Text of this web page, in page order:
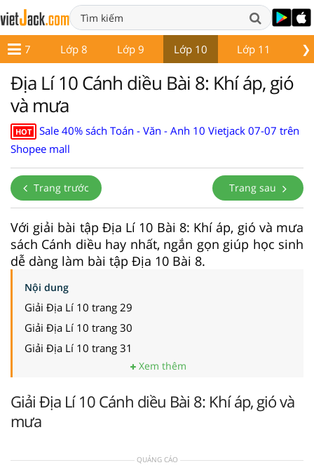
❯
Lớp 7 Lớp 8 Lớp 9 Lớp 10 Lớp 11
Địa Lí 10 Cánh diều Bài 8: Khí áp, gió
và mưa
HOT
Sale 40% sách Toán - Văn - Anh 10 Vietjack 07-07 trên
Shopee mall
Trang trước Trang sau
Với giải bài tập Địa Lí 10 Bài 8: Khí áp, gió và mưa
sách Cánh diều hay nhất, ngắn gọn giúp học sinh
dễ dàng làm bài tập Địa 10 Bài 8.
Nội dung
Giải Địa Lí 10 trang 29
Giải Địa Lí 10 trang 30
Giải Địa Lí 10 trang 31
Xem thêm
Giải Địa Lí 10 Cánh diều Bài 8: Khí áp, gió và
mưa
QUẢNG CÁO